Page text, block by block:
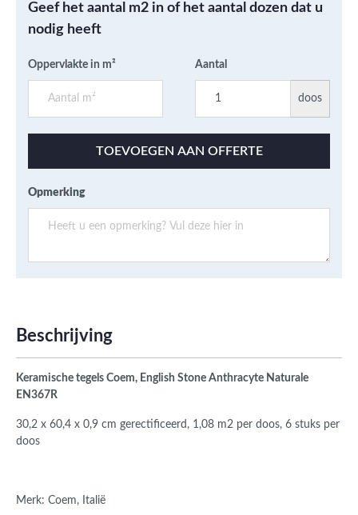
Geef het aantal m2 in of het aantal dozen dat u
nodig heeft
Oppervlakte in m² Aantal
doos
TOEVOEGEN AAN OFFERTE
Opmerking
Beschrijving
Keramische tegels Coem, English Stone Anthracyte Naturale
EN367R
30,2 x 60,4 x 0,9 cm gerectificeerd, 1,08 m2 per doos, 6 stuks per
doos
Merk: Coem, Italië